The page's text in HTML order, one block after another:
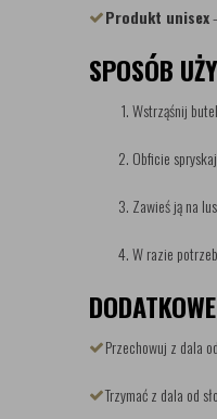
Produkt unisex
SPOSÓB
Wstrząśnij
Obficie
Zawieś ją na
W razie
Przechowuj z dala
Trzymać z dala od